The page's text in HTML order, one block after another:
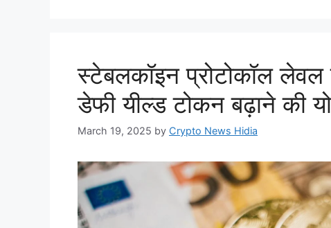
स्टेबलकॉइन प्रोटोकॉल
डेफी यील्ड टोकन बढ़ाने की
March 19, 2025 by Crypto News Hidia